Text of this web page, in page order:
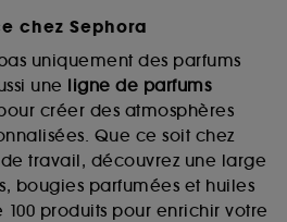
chez Sephora
uniquement des parfums
une ligne de parfums
créer des atmosphères
Que ce soit chez
travail, découvrez une large
bougies parfumées et huiles
produits pour enrichir votre